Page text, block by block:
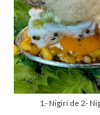
1.- Nigiri de 2.-